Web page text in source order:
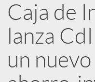
b
l
Caja de
lanza
un